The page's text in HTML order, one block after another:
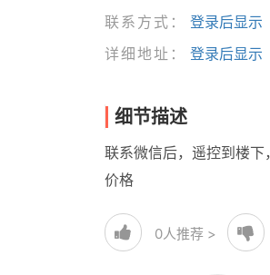
联系方式：
登录后显示
详细地址：
登录后显示
细节描述
联系微信后，遥控到楼
价格
0人推荐 >